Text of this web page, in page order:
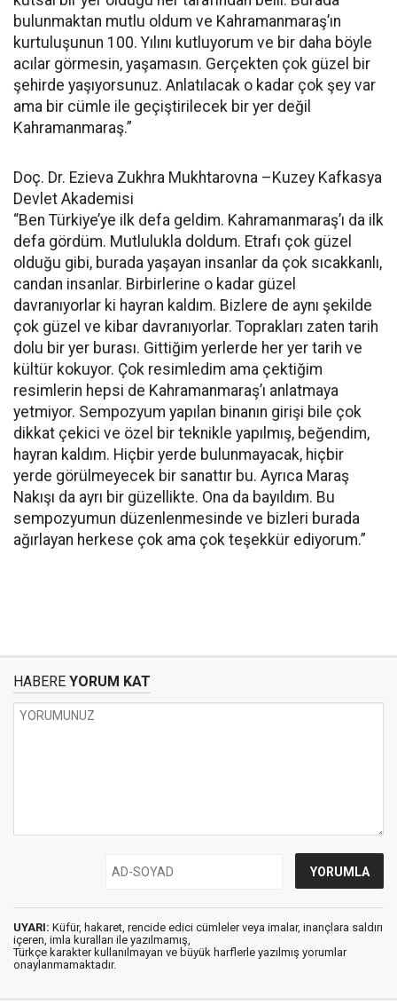
bulunmaktan mutlu oldum ve Kahramanmaraş’ın
kurtuluşunun 100. Yılını kutluyorum ve bir daha böyle
acılar görmesin, yaşamasın. Gerçekten çok güzel bir
şehirde yaşıyorsunuz. Anlatılacak o kadar çok şey var
ama bir cümle ile geçiştirilecek bir yer değil
Kahramanmaraş.”
Doç. Dr. Ezieva Zukhra Mukhtarovna –Kuzey Kafkasya
Devlet Akademisi
“Ben Türkiye’ye ilk defa geldim. Kahramanmaraş’ı da ilk
defa gördüm. Mutlulukla doldum. Etrafı çok güzel
olduğu gibi, burada yaşayan insanlar da çok sıcakkanlı,
candan insanlar. Birbirlerine o kadar güzel
davranıyorlar ki hayran kaldım. Bizlere de aynı şekilde
çok güzel ve kibar davranıyorlar. Toprakları zaten tarih
dolu bir yer burası. Gittiğim yerlerde her yer tarih ve
kültür kokuyor. Çok resimledim ama çektiğim
resimlerin hepsi de Kahramanmaraş’ı anlatmaya
yetmiyor. Sempozyum yapılan binanın girişi bile çok
dikkat çekici ve özel bir teknikle yapılmış, beğendim,
hayran kaldım. Hiçbir yerde bulunmayacak, hiçbir
yerde görülmeyecek bir sanattır bu. Ayrıca Maraş
Nakışı da ayrı bir güzellikte. Ona da bayıldım. Bu
sempozyumun düzenlenmesinde ve bizleri burada
ağırlayan herkese çok ama çok teşekkür ediyorum.”
HABERE YORUM KAT
UYARI: Küfür, hakaret, rencide edici cümleler veya imalar, inançlara saldırı
içeren, imla kuralları ile yazılmamış,
Türkçe karakter kullanılmayan ve büyük harflerle yazılmış yorumlar
onaylanmamaktadır.